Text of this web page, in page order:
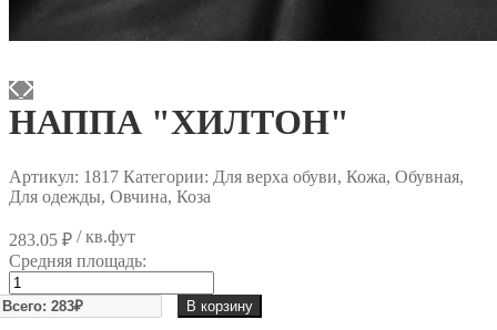
НАППА "ХИЛТОН"
Артикул: 1817 Категории: Для верха обуви, Кожа, Обувная,
Для одежды, Овчина, Коза
283.05 ₽ / кв.фут
Средняя площадь:
Количество
товара
НАППА
В корзину